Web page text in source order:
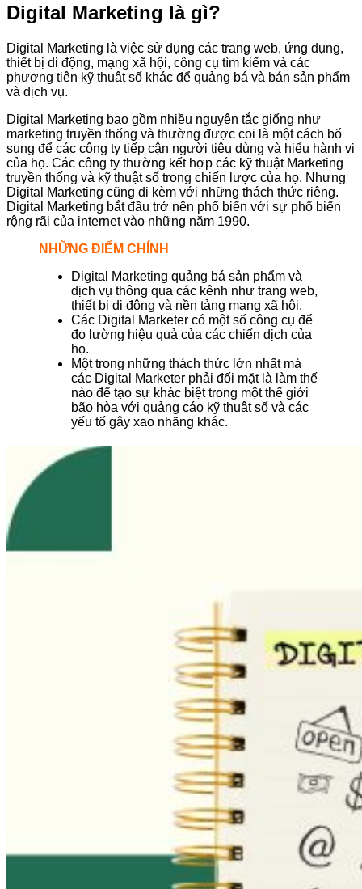
Digital Marketing là gì?
Digital Marketing là việc sử dụng các trang web, ứng dụng,
thiết bị di động, mạng xã hội, công cụ tìm kiếm và các
phương tiện kỹ thuật số khác để quảng bá và bán sản phẩm
và dịch vụ.
Digital Marketing bao gồm nhiều nguyên tắc giống như
marketing truyền thống và thường được coi là một cách bổ
sung để các công ty tiếp cận người tiêu dùng và hiểu hành vi
của họ. Các công ty thường kết hợp các kỹ thuật Marketing
truyền thống và kỹ thuật số trong chiến lược của họ. Nhưng
Digital Marketing cũng đi kèm với những thách thức riêng.
Digital Marketing bắt đầu trở nên phổ biến với sự phổ biến
rộng rãi của internet vào những năm 1990.
NHỮNG ĐIỂM CHÍNH
Digital Marketing quảng bá sản phẩm và
dịch vụ thông qua các kênh như trang web,
thiết bị di động và nền tảng mạng xã hội.
Các Digital Marketer có một số công cụ để
đo lường hiệu quả của các chiến dịch của
họ.
Một trong những thách thức lớn nhất mà
các Digital Marketer phải đối mặt là làm thế
nào để tạo sự khác biệt trong một thế giới
bão hòa với quảng cáo kỹ thuật số và các
yếu tố gây xao nhãng khác.